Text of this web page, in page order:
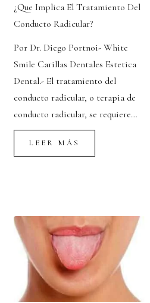
¿Que Implica El Tratamiento Del
Conducto Radicular?
Por Dr. Diego Portnoi- White
Smile Carillas Dentales Estetica
Dental.- El tratamiento del
conducto radicular, o terapia de
conducto radicular, se requiere…
LEER MÁS